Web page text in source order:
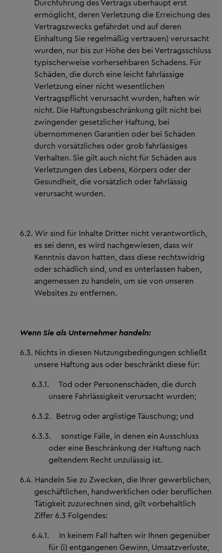
Durchführung des Vertrags überhaupt erst
ermöglicht, deren Verletzung die Erreichung des
Vertragszwecks gefährdet und auf deren
Einhaltung Sie regelmäßig vertrauen) verursacht
wurden, nur bis zur Höhe des bei Vertragsschluss
typischerweise vorhersehbaren Schadens. Für
Schäden, die durch eine leicht fahrlässige
Verletzung einer nicht wesentlichen
Vertragspflicht verursacht wurden, haften wir
nicht. Die Haftungsbeschränkung gilt nicht bei
zwingender gesetzlicher Haftung, bei
übernommenen Garantien oder bei Schäden
durch vorsätzliches oder grob fahrlässiges
Verhalten. Sie gilt auch nicht für Schäden aus
Verletzungen des Lebens, Körpers oder der
Gesundheit, die vorsätzlich oder fahrlässig
verursacht wurden.
6.2. Wir sind für Inhalte Dritter nicht verantwortlich,
es sei denn, es wird nachgewiesen, dass wir
Kenntnis davon hatten, dass diese rechtswidrig
oder schädlich sind, und es unterlassen haben,
angemessen zu handeln, um sie von unseren
Websites zu entfernen.
Wenn Sie als Unternehmer handeln:
6.3. Nichts in diesen Nutzungsbedingungen schließt
unsere Haftung aus oder beschränkt diese für:
6.3.1. Tod oder Personenschäden, die durch
unsere Fahrlässigkeit verursacht wurden;
6.3.2. Betrug oder arglistige Täuschung; und
6.3.3. sonstige Fälle, in denen ein Ausschluss
oder eine Beschränkung der Haftung nach
geltendem Recht unzulässig ist.
6.4. Handeln Sie zu Zwecken, die Ihrer gewerblichen,
geschäftlichen, handwerklichen oder beruflichen
Tätigkeit zuzurechnen sind, gilt vorbehaltlich
Ziffer 6.3 Folgendes:
6.4.1. In keinem Fall haften wir Ihnen gegenüber
für (i) entgangenen Gewinn, Umsatzverluste,